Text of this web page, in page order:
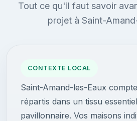
Tout ce qu'il faut savoir
projet à Saint-
CONTEXTE LOCAL
Saint-Amand-les-Eaux
répartis dans un tissu
pavillonnaire. Vos maisons